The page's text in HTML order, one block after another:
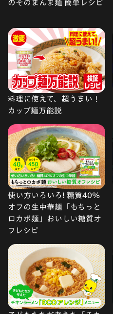
のそのまんま麺 簡単レシピ
料理に使えて、超うまい！
カップ麺万能説
使い方いろいろ! 糖質40%
オフの生中華麺「もちっと
ロカボ麺」おいしい糖質オ
フレシピ